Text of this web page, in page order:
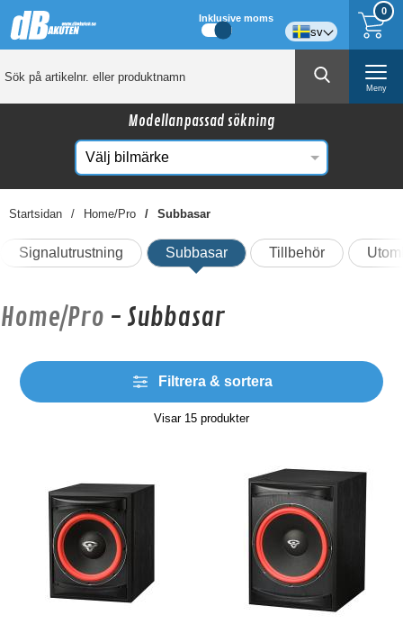
0
Inklusive moms
sv
Meny
Modellanpassad sökning
Startsidan Home/Pro Subbasar
Signalutrustning Subbasar Tillbehör
Home/Pro - Subbasar
Filtrera & sortera
Visar 15 produkter